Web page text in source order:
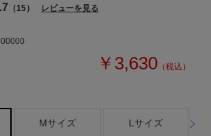
（15） レビューを見る
￥3,630 （税込）
Mサイズ Lサイズ